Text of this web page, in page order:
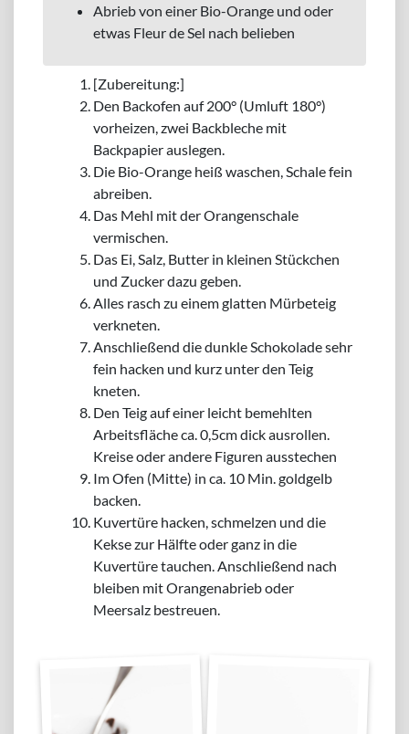
Abrieb von einer Bio-Orange und oder
etwas Fleur de Sel nach belieben
[Zubereitung:]
Den Backofen auf 200° (Umluft 180°)
vorheizen, zwei Backbleche mit
Backpapier auslegen.
Die Bio-Orange heiß waschen, Schale fein
abreiben.
Das Mehl mit der Orangenschale
vermischen.
Das Ei, Salz, Butter in kleinen Stückchen
und Zucker dazu geben.
Alles rasch zu einem glatten Mürbeteig
verkneten.
Anschließend die dunkle Schokolade sehr
fein hacken und kurz unter den Teig
kneten.
Den Teig auf einer leicht bemehlten
Arbeitsfläche ca. 0,5cm dick ausrollen.
Kreise oder andere Figuren ausstechen
Im Ofen (Mitte) in ca. 10 Min. goldgelb
backen.
Kuvertüre hacken, schmelzen und die
Kekse zur Hälfte oder ganz in die
Kuvertüre tauchen. Anschließend nach
bleiben mit Orangenabrieb oder
Meersalz bestreuen.